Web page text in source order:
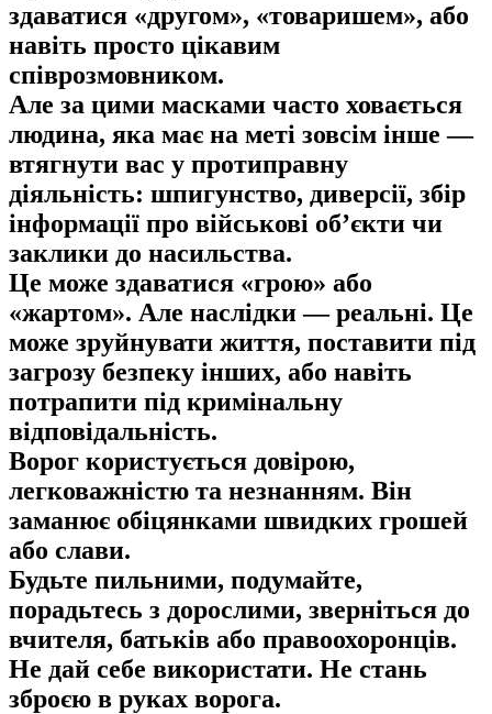
здаватися «другом», «товаришем», або
навіть просто цікавим
співрозмовником.
Але за цими масками часто ховається
людина, яка має на меті зовсім інше —
втягнути вас у протиправну
діяльність: шпигунство, диверсії, збір
інформації про військові об’єкти чи
заклики до насильства.
Це може здаватися «грою» або
«жартом». Але наслідки — реальні. Це
може зруйнувати життя, поставити під
загрозу безпеку інших, або навіть
потрапити під кримінальну
відповідальність.
Ворог користується довірою,
легковажністю та незнанням. Він
заманює обіцянками швидких грошей
або слави.
Будьте пильними, подумайте,
порадьтесь з дорослими, зверніться до
вчителя, батьків або правоохоронців.
Не дай себе використати. Не стань
зброєю в руках ворога.